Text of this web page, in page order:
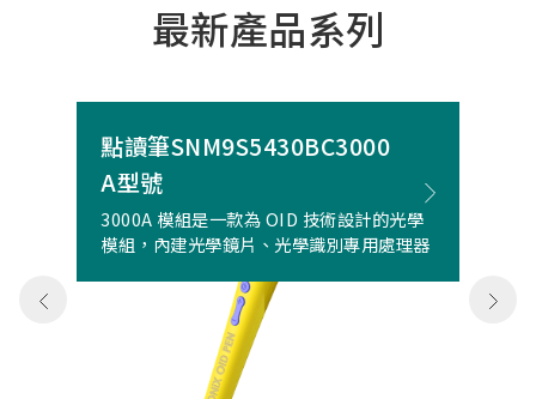
最新產品系列
點讀筆SNM9S5430BC3000
A型號
3000A 模組是一款為 OID 技術設計的光學
模組，內建光學鏡片、光學識別專用處理器